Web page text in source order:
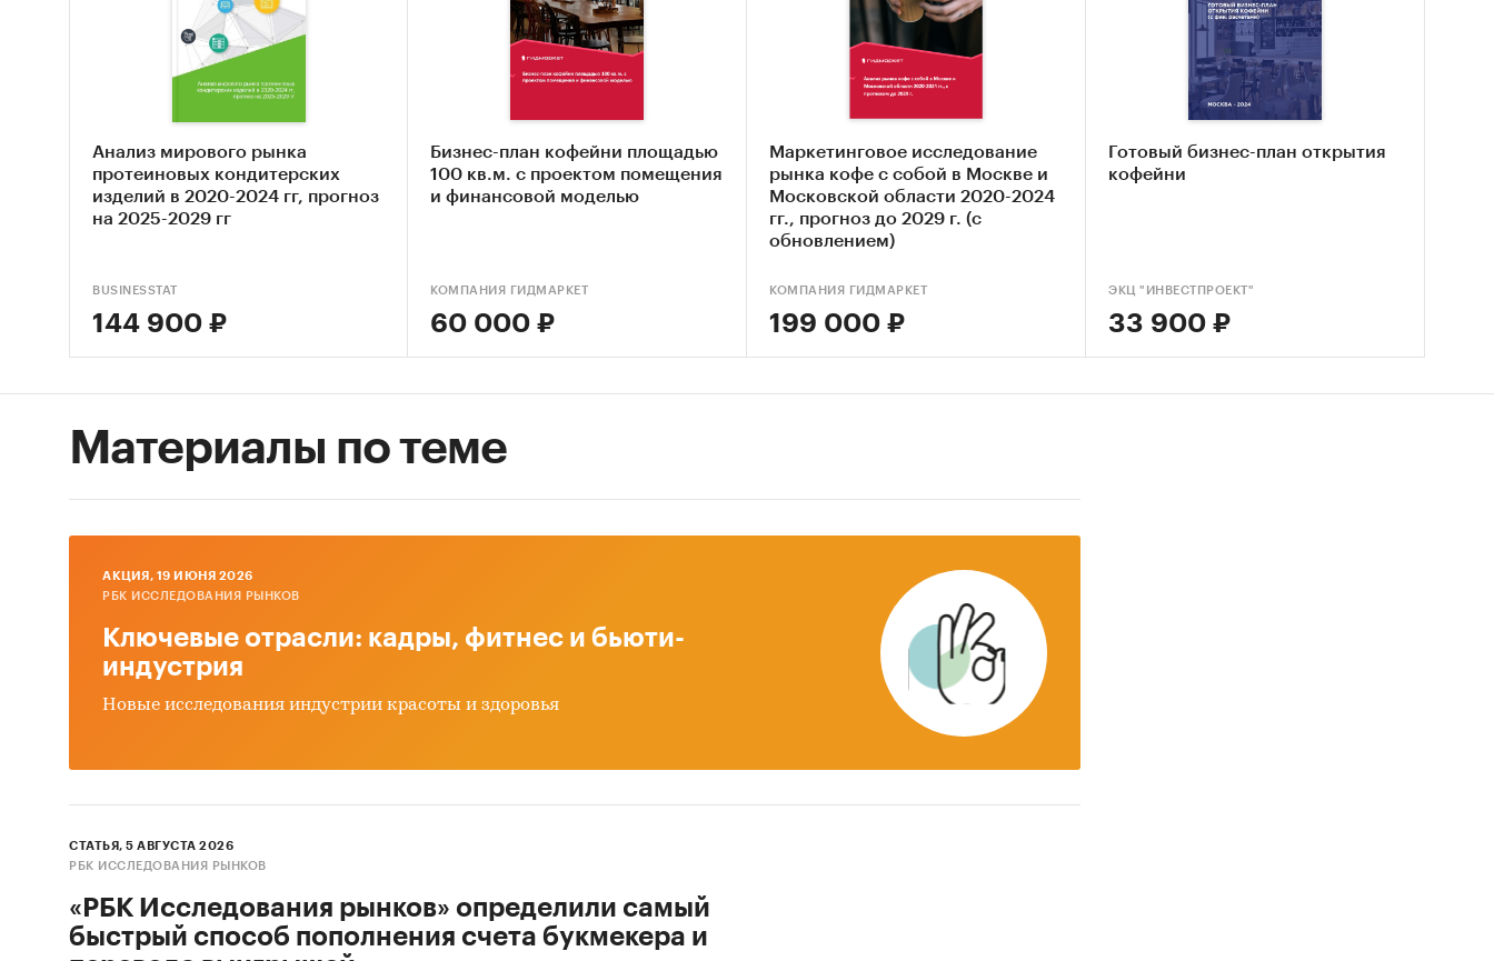
Анализ мирового рынка
протеиновых кондитерских
изделий в 2020-2024 гг, прогноз
на 2025-2029 гг
BUSINESSTAT
144 900 ₽
Бизнес-план кофейни площадью
100 кв.м. с проектом помещения
и финансовой моделью
КОМПАНИЯ ГИДМАРКЕТ
60 000 ₽
Маркетинговое исследование
рынка кофе с собой в Москве и
Московской области 2020-2024
гг., прогноз до 2029 г. (с
обновлением)
КОМПАНИЯ ГИДМАРКЕТ
199 000 ₽
Готовый бизнес-план открытия
кофейни
ЭКЦ "ИНВЕСТПРОЕКТ"
33 900 ₽
Материалы по теме
AКЦИЯ, 19 ИЮНЯ 2026
РБК ИССЛЕДОВАНИЯ РЫНКОВ
Ключевые отрасли: кадры, фитнес и бьюти-
индустрия
Новые исследования индустрии красоты и здоровья
СТАТЬЯ, 5 АВГУСТА 2026
РБК ИССЛЕДОВАНИЯ РЫНКОВ
«РБК Исследования рынков» определили самый
быстрый способ пополнения счета букмекера и